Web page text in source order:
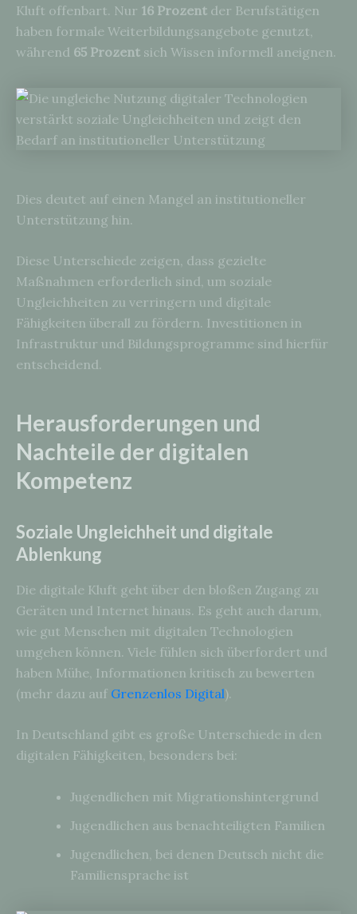
Kluft offenbart. Nur 16 Prozent der Berufstätigen
haben formale Weiterbildungsangebote genutzt,
während 65 Prozent sich Wissen informell aneignen.
Dies deutet auf einen Mangel an institutioneller
Unterstützung hin.
Diese Unterschiede zeigen, dass gezielte
Maßnahmen erforderlich sind, um soziale
Ungleichheiten zu verringern und digitale
Fähigkeiten überall zu fördern. Investitionen in
Infrastruktur und Bildungsprogramme sind hierfür
entscheidend.
Herausforderungen und
Nachteile der digitalen
Kompetenz
Soziale Ungleichheit und digitale
Ablenkung
Die digitale Kluft geht über den bloßen Zugang zu
Geräten und Internet hinaus. Es geht auch darum,
wie gut Menschen mit digitalen Technologien
umgehen können. Viele fühlen sich überfordert und
haben Mühe, Informationen kritisch zu bewerten
(mehr dazu auf Grenzenlos Digital).
In Deutschland gibt es große Unterschiede in den
digitalen Fähigkeiten, besonders bei:
Jugendlichen mit Migrationshintergrund
Jugendlichen aus benachteiligten Familien
Jugendlichen, bei denen Deutsch nicht die
Familiensprache ist